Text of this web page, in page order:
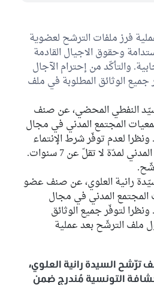
فرز ملفات الترشح لعضوية
وحقوق الاجيال القادمة
والتأكّد من إحترام الآجال
الوثائق المطلوبة في ملف
النفطي المحضي، عن صنف
المجتمع المدني في مجال
ونظرا لعدم توفّر شرط الإنتماء
لمنظمات المجتمع المدني لمدّة لا تقلّ عن 7 سنوات.
رانية العلوي، عن صنف عضو
المدني في مجال
ونظرا لتوفّر جميع الوثائق
ملف الترشّح بعد عملية
ترّشح السيدة رانية العلوي،
التونسية مُندرج ضمن